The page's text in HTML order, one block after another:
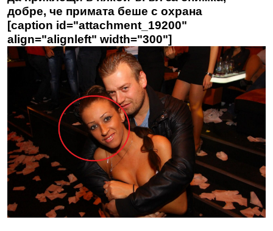
добре, че примата беше с охрана
[caption id="attachment_19200"
align="alignleft" width="300"]